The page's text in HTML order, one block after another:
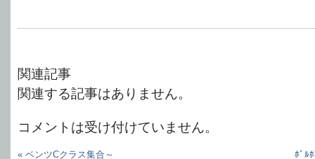
関連記事
関連する記事はありません。
コメントは受け付けていません。
« ベンツCクラス集合～ ﾎﾞﾙ